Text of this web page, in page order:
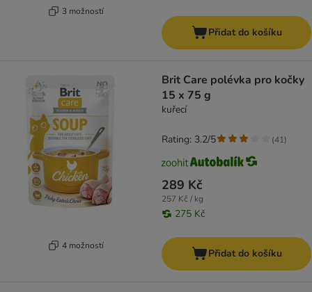
3 možností
Přidat do košíku
4 možností
Brit Care polévka pro kočky
15 x 75 g
kuřecí
289 Kč
257 Kč / kg
275 Kč
Rating: 3.2/5 (41)
Přidat do košíku